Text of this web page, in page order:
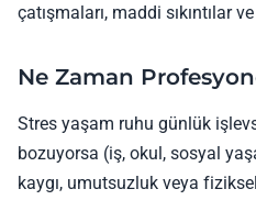
çatışmaları, maddi sıkıntılar
Ne Zaman
Stres yaşam ruhu günlük
bozuyorsa (iş, okul, sosyal
kaygı, umutsuzluk veya